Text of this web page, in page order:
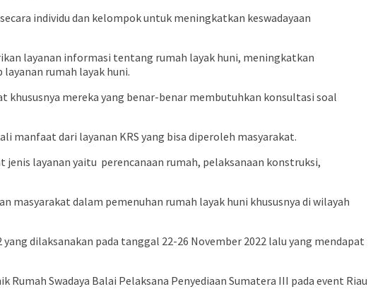
individu dan kelompok untuk meningkatkan keswadayaan
layanan informasi tentang rumah layak huni, meningkatkan
rumah layak huni.
khususnya mereka yang benar-benar membutuhkan konsultasi soal
manfaat dari layanan KRS yang bisa diperoleh masyarakat.
jenis layanan yaitu perencanaan rumah, pelaksanaan konstruksi,
masyarakat dalam pemenuhan rumah layak huni khususnya di wilayah
dilaksanakan pada tanggal 22-26 November 2022 lalu yang mendapat
Swadaya Balai Pelaksana Penyediaan Sumatera III pada event Riau